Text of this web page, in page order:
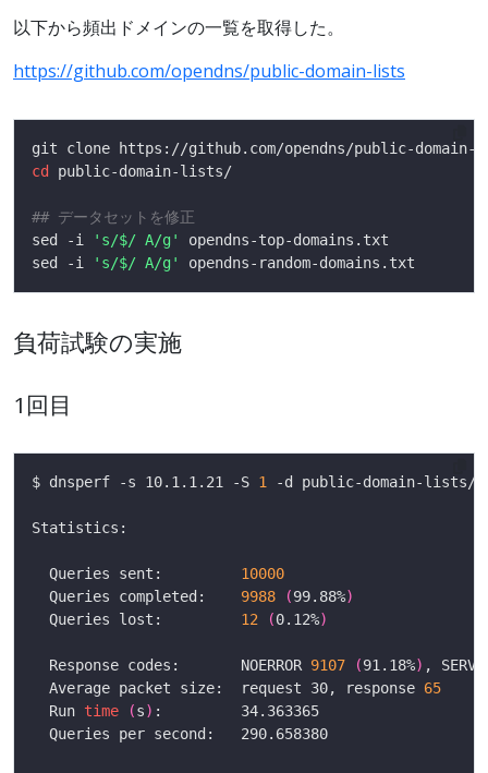
以下から頻出ドメインの一覧を取得した。
https://github.com/opendns/public-domain-lists
cd
## データセットを修正
sed -i
's/$/ A/g'
sed -i
's/$/ A/g'
負荷試験の実施
1回目
$ dnsperf -s 10.1.1.21 -S 1
  Queries sent:
10000
  Queries completed:
9988 (99.88%)
  Queries lost:
12 (0.12%)
  Response codes:       NOERROR
9107 (91.18%) ,
  Average packet size:  request 30, response
65
  Run
time (s)